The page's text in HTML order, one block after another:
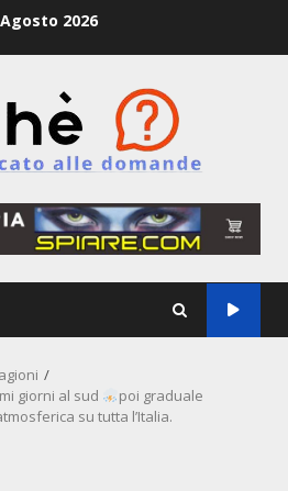
2026
giorni al sud
poi graduale
su tutta l’Italia.